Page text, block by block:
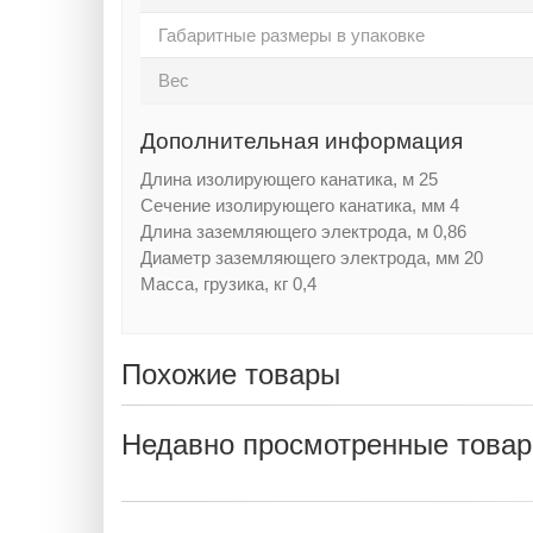
Габаритные размеры в упаковке
Вес
Дополнительная информация
Длина изолирующего канатика, м 25
Сечение изолирующего канатика, мм 4
Длина заземляющего электрода, м 0,86
Диаметр заземляющего электрода, мм 20
Масса, грузика, кг 0,4
Похожие товары
Недавно просмотренные